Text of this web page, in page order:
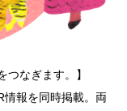
つなぎます。】
情報を同時掲載。両